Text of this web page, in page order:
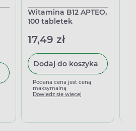
Witamina B12 APTEO,
100 tabletek
17,49 zł
Dodaj do koszyka
Podana cena jest ceną
maksymalną
Dowiedz się więcej